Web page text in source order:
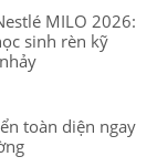
MILO 2026:
sinh rèn kỹ
toàn diện ngay